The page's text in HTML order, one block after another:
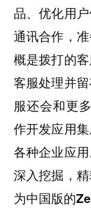
品、优化用
通讯合作，
概是拨打的
客服处理并
服还会和更
作开发应用
各种企业应
深入挖掘，
为中国版的